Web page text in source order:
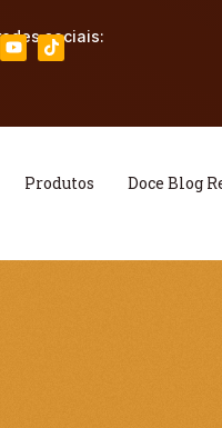
sociais:
Produtos Doce Blog